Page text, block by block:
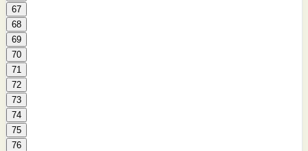
67
68
69
70
71
72
73
74
75
76